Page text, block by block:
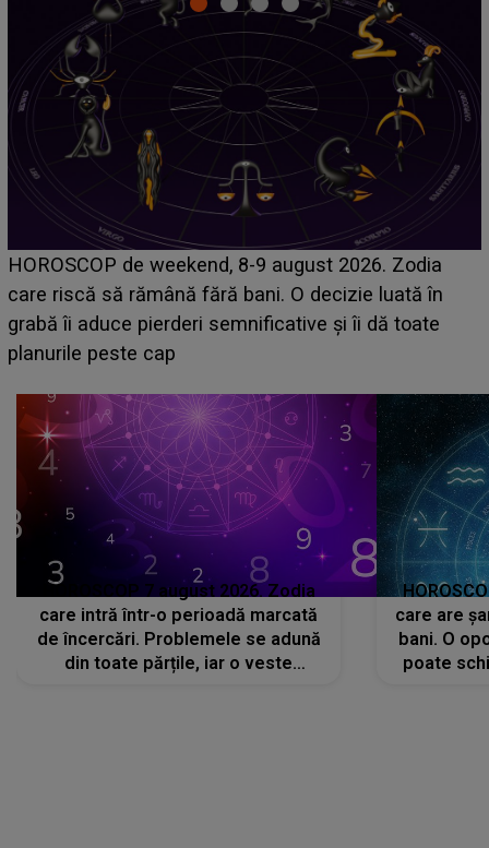
Emanuel a ținut ACEST DETALIU ASCUNS până
acum! În fața Alexandrei, concurentul din Casa Iubirii
face o MĂRTURISIRE NEAȘTEPTATĂ despre mama
sa: "I-am spus și ei în față, eu nu te iubesc pentru
HOROSCOP 7 august 2026. Zodia
care intră într-o perioadă marcată
de încercări. Problemele se adună
din toate părțile, iar o veste
care are
bani. O
poate